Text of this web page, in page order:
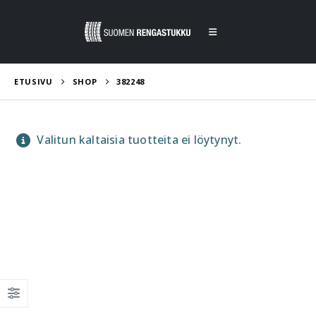
ETUSIVU SHOP 382248
Valitun kaltaisia tuotteita ei löytynyt.